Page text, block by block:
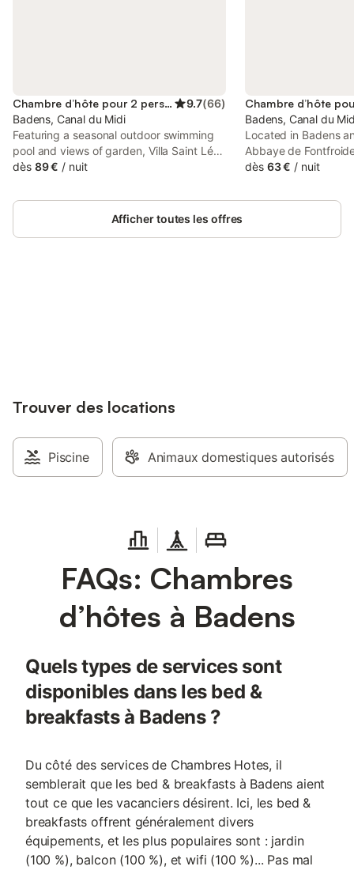
Chambre d’hôte pour 2 personnes 9.7(66)
Badens, Canal du Midi
Featuring a seasonal outdoor swimming
pool and views of garden, Villa Saint Léon
is a bed and breakfast situated in a
Abbaye de Fontfroide.
dès 89 € / nuit
Badens, Canal du
Located in Badens
Abbaye de
maison d'hôtes
private parking.
dès 63 € / nuit
Afficher toutes les offres
Trouver des locations
Piscine Animaux domestiques autorisés
FAQs: Chambres
d’hôtes à Badens
Quels types de services sont
disponibles dans les bed &
breakfasts à Badens ?
Du côté des services de Chambres Hotes, il
semblerait que les bed & breakfasts à Badens aient
tout ce que les vacanciers désirent. Ici, les bed &
breakfasts offrent généralement divers
équipements, et les plus populaires sont : jardin
(100 %), balcon (100 %), et wifi (100 %)... Pas mal